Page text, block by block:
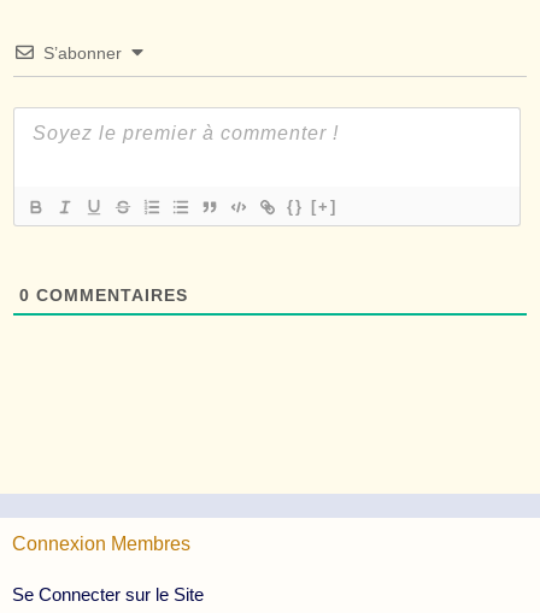
S’abonner
{} [+]
0 COMMENTAIRES
Connexion Membres
Se Connecter sur le Site